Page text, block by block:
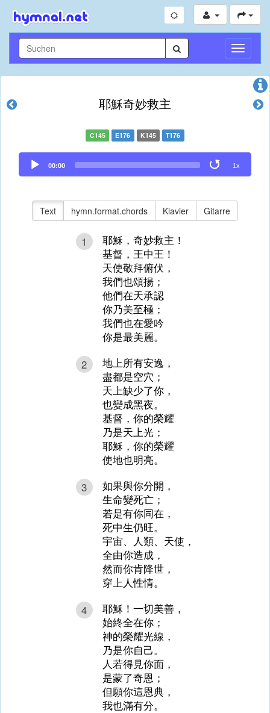
耶穌奇妙救主
C145 E176 K145 T176
Audio
Player
00:00 1x
Text hymn.format.chords Klavier Gitarre
1
耶穌，奇妙救主！
基督，王中王！
天使敬拜俯伏，
我們也頌揚；
他們在天承認
你乃美至極；
我們也在愛吟
你是最美麗。
2
地上所有安逸，
盡都是空穴；
天上缺少了你，
也變成黑夜。
基督，你的榮耀
乃是天上光；
耶穌，你的榮耀
使地也明亮。
3
如果與你分開，
生命變死亡；
若是有你同在，
死中生仍旺。
宇宙、人類、天使，
全由你造成，
然而你肯降世，
穿上人性情。
4
耶穌！一切美善，
始終全在你；
神的榮耀光線，
乃是你自己。
人若得見你面，
是蒙了奇恩；
但願你這恩典，
我也滿有分。